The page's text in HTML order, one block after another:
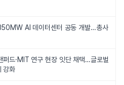
AI 데이터센터 공동 개발…총사
퍼드·MIT 연구 현장 잇단 채택…글로벌
강화